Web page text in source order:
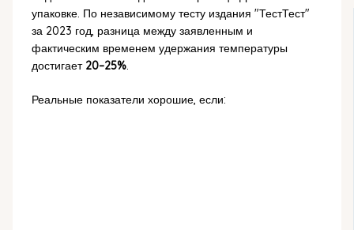
упаковке. По независимому тесту издания "ТестТест"
за 2023 год, разница между заявленным и
фактическим временем удержания температуры
достигает 20–25%.
Реальные показатели хорошие, если: